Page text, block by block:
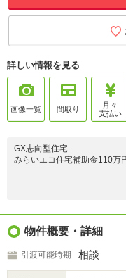
詳しい情報を見る
画像一覧 間取り
月々
支払い
GX志向型住宅
みらいエコ住宅補助金110万
勾配天井が生み出す開放感
太陽光発電搭載のGX志向型
物件概要・詳細
引渡可能時期 相談